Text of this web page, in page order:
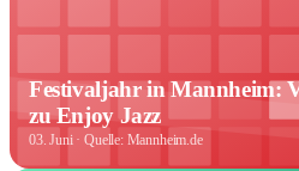
Festivaljahr in Mannheim:
zu Enjoy Jazz
03. Juni· Quelle: Mannheim.de